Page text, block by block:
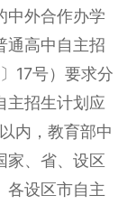
中外合作办学
通高中自主招
17号）要求分
主招生计划应
内，教育部中
家、省、设区
各设区市自主